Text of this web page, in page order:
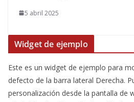
5 abril 2025
Widget de ejemplo
Este es un widget de ejemplo para
defecto de la barra lateral Derecha.
personalización desde la pantalla de